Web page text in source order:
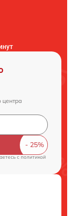
центра
cполитикой